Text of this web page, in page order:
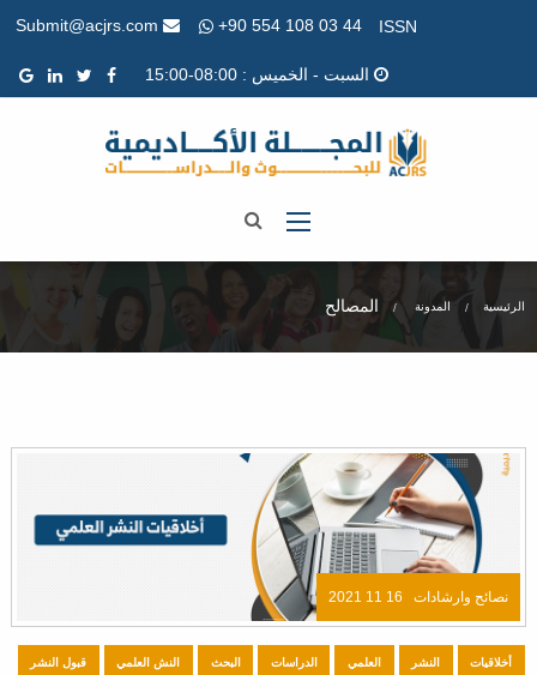
ISSN
+90 554 108 03 44
السبت - الخميس : 08:00-15:00
الرئيسية المدونة المصالح
نصائح وارشادات 16 11 2021
أخلاقيات النشر العلمي الدراسات البحث النش العلمي قبول النشر